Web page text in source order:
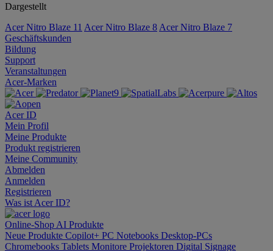
Dargestellt
Acer Nitro Blaze 11 Acer Nitro Blaze 8 Acer Nitro Blaze 7
Geschäftskunden
Bildung
Support
Veranstaltungen
Acer-Marken
Acer ID
Mein Profil
Meine Produkte
Produkt registrieren
Meine Community
Abmelden
Anmelden
Registrieren
Was ist Acer ID?
Online-Shop AI Produkte
Neue Produkte Copilot+ PC Notebooks Desktop-PCs
Chromebooks Tablets Monitore Projektoren Digital Signage